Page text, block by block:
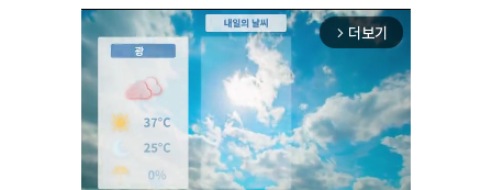
arrow_forward_ios 더보기